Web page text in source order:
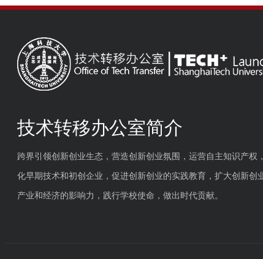
技术转移办公室简介
跨界引领创新创业生态，营造创新创业氛围，运营自主知识产权
化早期技术和初创企业，促进创新创业的实践教育，扩大创新创
产业和经济的影响力，践行学校使命，做出时代贡献。